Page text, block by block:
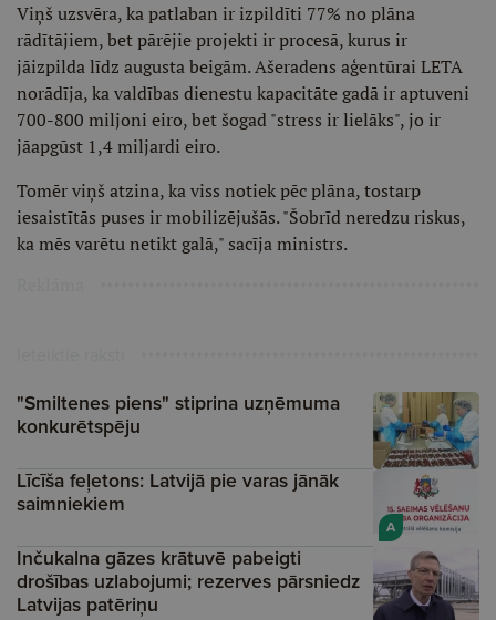
Viņš uzsvēra, ka patlaban ir izpildīti 77% no plāna
rādītājiem, bet pārējie projekti ir procesā, kurus ir
jāizpilda līdz augusta beigām. Ašeradens aģentūrai LETA
norādīja, ka valdības dienestu kapacitāte gadā ir aptuveni
700-800 miljoni eiro, bet šogad "stress ir lielāks", jo ir
jāapgūst 1,4 miljardi eiro.
Tomēr viņš atzina, ka viss notiek pēc plāna, tostarp
iesaistītās puses ir mobilizējušās. "Šobrīd neredzu riskus,
ka mēs varētu netikt galā," sacīja ministrs.
"Smiltenes piens" stiprina uzņēmuma
konkurētspēju
A
Līcīša feļetons: Latvijā pie varas jānāk
saimniekiem
Inčukalna gāzes krātuvē pabeigti
drošības uzlabojumi; rezerves pārsniedz
Latvijas patēriņu